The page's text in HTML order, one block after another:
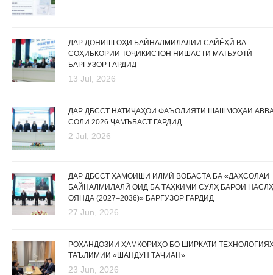
ДАР ДОНИШГОҲИ БАЙНАЛМИЛАЛИИ САЙЁҲӢ ВА
СОҲИБКОРИИ ТОҶИКИСТОН НИШАСТИ МАТБУОТӢ
БАРГУЗОР ГАРДИД
13 Jul, 2026
ДАР ДБССТ НАТИҶАҲОИ ФАЪОЛИЯТИ ШАШМОҲАИ
СОЛИ 2026 ҶАМЪБАСТ ГАРДИД
2 Jul, 2026
ДАР ДБССТ ҲАМОИШИ ИЛМӢ ВОБАСТА БА «ДАҲСОЛАИ
БАЙНАЛМИЛАЛӢ ОИД БА ТАҲКИМИ СУЛҲ БАРОИ
ОЯНДА (2027–2036)» БАРГУЗОР ГАРДИД
27 Jun, 2026
РОҲАНДОЗИИ ҲАМКОРИҲО БО ШИРКАТИ
ТАЪЛИМИИ «ШАНДУН ТАҶИАН»
23 Jun, 2026